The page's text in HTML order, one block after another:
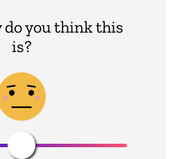
do you think this
is?